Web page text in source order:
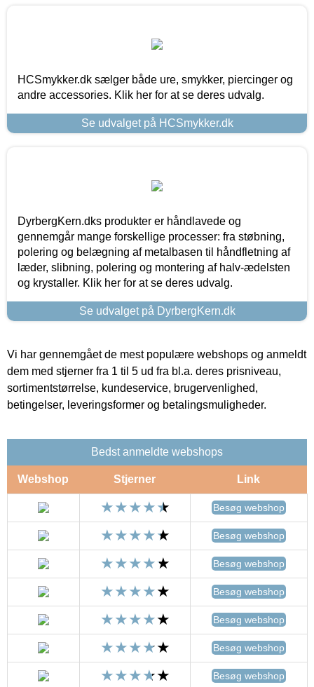
HCSmykker.dk sælger både ure, smykker, piercinger og
andre accessories. Klik her for at se deres udvalg.
Se udvalget på HCSmykker.dk
DyrbergKern.dks produkter er håndlavede og
gennemgår mange forskellige processer: fra støbning,
polering og belægning af metalbasen til håndfletning af
læder, slibning, polering og montering af halv-ædelsten
og krystaller. Klik her for at se deres udvalg.
Se udvalget på DyrbergKern.dk
Vi har gennemgået de mest populære webshops og anmeldt
dem med stjerner fra 1 til 5 ud fra bl.a. deres prisniveau,
sortimentstørrelse, kundeservice, brugervenlighed,
betingelser, leveringsformer og betalingsmuligheder.
Bedst anmeldte webshops
Webshop Stjerner Link
Besøg webshop
Besøg webshop
Besøg webshop
Besøg webshop
Besøg webshop
Besøg webshop
Besøg webshop